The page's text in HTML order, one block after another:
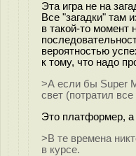
Эта игра не на
Все "загадки" там
в такой-то момент
вероятностью
к тому, что надо
>А если бы Super
свет (потратил
Это платформер, а
>В те времена
в курсе.